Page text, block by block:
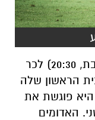
הפועל באר שבע תעלה הערב (שבת, 20:30) לכר
הראשון שלה
2025/26, כאשר היא פוגשת את
האדומים